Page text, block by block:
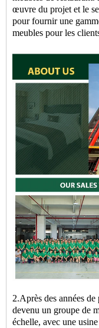
œuvre du projet et le
pour fournir une
meubles pour les
2.Après des années
devenu un groupe de
échelle, avec une